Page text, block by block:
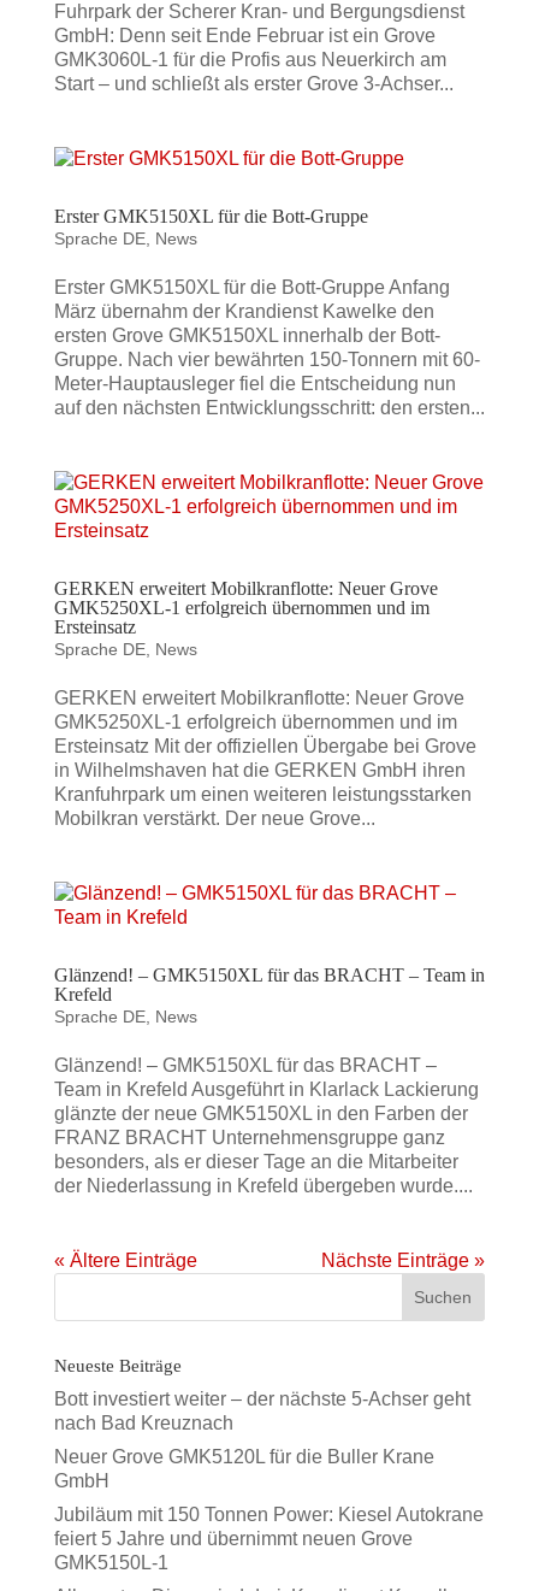
Fuhrpark der Scherer Kran- und Bergungsdienst
GmbH: Denn seit Ende Februar ist ein Grove
GMK3060L-1 für die Profis aus Neuerkirch am
Start – und schließt als erster Grove 3-Achser...
Erster GMK5150XL für die Bott-Gruppe
Sprache DE, News
Erster GMK5150XL für die Bott-Gruppe Anfang
März übernahm der Krandienst Kawelke den
ersten Grove GMK5150XL innerhalb der Bott-
Gruppe. Nach vier bewährten 150-Tonnern mit 60-
Meter-Hauptausleger fiel die Entscheidung nun
auf den nächsten Entwicklungsschritt: den ersten...
GERKEN erweitert Mobilkranflotte: Neuer Grove
GMK5250XL-1 erfolgreich übernommen und im
Ersteinsatz
Sprache DE, News
GERKEN erweitert Mobilkranflotte: Neuer Grove
GMK5250XL‑1 erfolgreich übernommen und im
Ersteinsatz Mit der offiziellen Übergabe bei Grove
in Wilhelmshaven hat die GERKEN GmbH ihren
Kranfuhrpark um einen weiteren leistungsstarken
Mobilkran verstärkt. Der neue Grove...
Glänzend! – GMK5150XL für das BRACHT – Team in
Krefeld
Sprache DE, News
Glänzend! – GMK5150XL für das BRACHT –
Team in Krefeld Ausgeführt in Klarlack Lackierung
glänzte der neue GMK5150XL in den Farben der
FRANZ BRACHT Unternehmensgruppe ganz
besonders, als er dieser Tage an die Mitarbeiter
der Niederlassung in Krefeld übergeben wurde....
« Ältere Einträge Nächste Einträge »
Neueste Beiträge
Bott investiert weiter – der nächste 5-Achser geht
nach Bad Kreuznach
Neuer Grove GMK5120L für die Buller Krane
GmbH
Jubiläum mit 150 Tonnen Power: Kiesel Autokrane
feiert 5 Jahre und übernimmt neuen Grove
GMK5150L-1